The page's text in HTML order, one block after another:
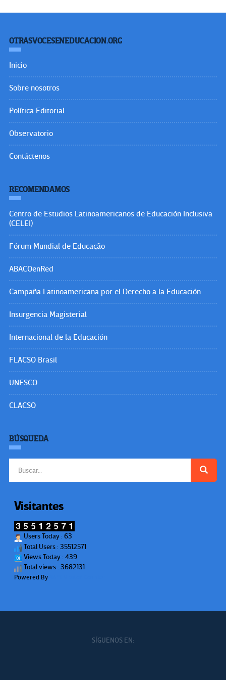
OTRASVOCESENEDUCACION.ORG
Inicio
Sobre nosotros
Política Editorial
Observatorio
Contáctenos
RECOMENDAMOS
Centro de Estudios Latinoamericanos de Educación Inclusiva
(CELEI)
Fórum Mundial de Educação
ABACOenRed
Campaña Latinoamericana por el Derecho a la Educación
Insurgencia Magisterial
Internacional de la Educación
FLACSO Brasil
UNESCO
CLACSO
BÚSQUEDA
Visitantes
Users Today : 63
Total Users : 35512571
Views Today : 439
Total views : 3682131
Powered By
SÍGUENOS EN: